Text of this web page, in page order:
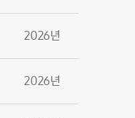
2026년
2026년